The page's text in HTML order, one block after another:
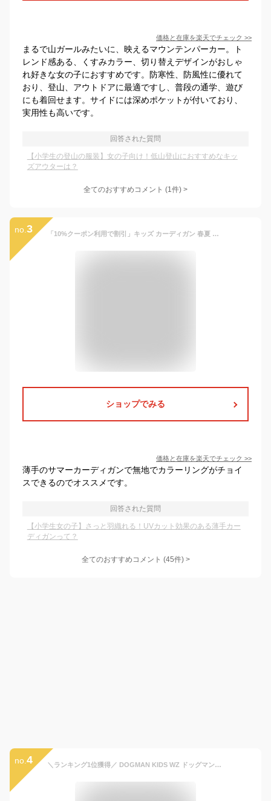
価格と在庫を楽天でチェック >>
まるで山ガールみたいに、映えるマウンテンパーカー。ト
レンド感ある、くすみカラー、切り替えデザインがおしゃ
れ好きな女の子におすすめです。防寒性、防風性に優れて
おり、登山、アウトドアに最適ですし、普段の通学、遊び
にも着回せます。サイドには深めポケットが付いており、
実用性も高いです。
回答された質問
【小学生の登山の服装】女の子向け！低山登山におすすめなキッ
ズアウターは？
全てのおすすめコメント (1件) >
no. 3 「10%クーポン利用で割引」キッズ カーディガン 春夏 紫外線対策 uvカット カーディガン 子供 カーディガン 薄手 女の子 カーディガン 長袖 子供服 サマーカーディガン vネック UV ボレロ 女子 シンプル スクール カジュアル フォーマル 夏 ベーシック 冷房対策
ショップでみる
価格と在庫を楽天でチェック >>
薄手のサマーカーディガンで無地でカラーリングがチョイ
スできるのでオススメです。
回答された質問
【小学生女の子】さっと羽織れる！UVカット効果のある薄手カー
ディガンって？
全てのおすすめコメント (45件) >
no. 4 ＼ランキング1位獲得／ DOGMAN KIDS WZ ドッグマンキッズフードベスト＋ケーブルレスファン[ すぐ使える 空調ウェア ファン付きウェア 涼しい 熱中症対策 暑さ対策 猛暑対策 涼風 涼しい キャンプ アウトドア 野外 子供 ]